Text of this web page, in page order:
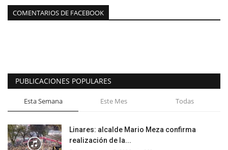
COMENTARIOS DE FACEBOOK
PUBLICACIONES POPULARES
Esta Semana Este Mes Todas
Linares: alcalde Mario Meza confirma
realización de la...